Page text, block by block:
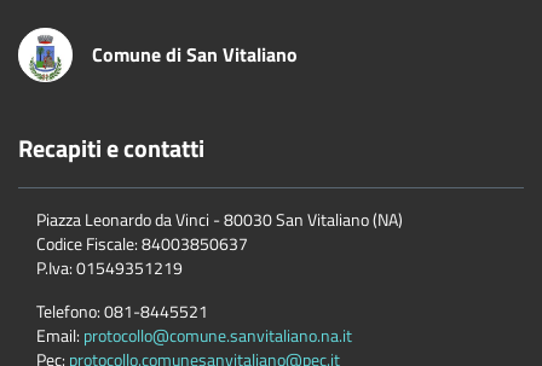
Comune di San Vitaliano
Recapiti e contatti
Piazza Leonardo da Vinci - 80030 San Vitaliano (NA)
Codice Fiscale:84003850637
P.Iva:01549351219
Telefono:081-8445521
Email: protocollo@comune.sanvitaliano.na.it
Pec: protocollo.comunesanvitaliano@pec.it